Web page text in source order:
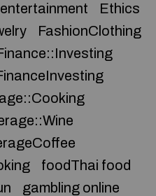
entertainment
Ethics
FashionClothing
foodThai food
gambling online